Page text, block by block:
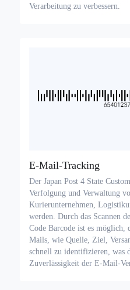
Verarbeitung zu verbessern.
E-Mail-Tracking
Der Japan Post 4 State
Verfolgung und Verwaltung
Kurierunternehmen,
werden. Durch das Scannen
Code Barcode ist es
Mails, wie Quelle, Ziel,
schnell zu identifizieren, was
Zuverlässigkeit der E-Mail-